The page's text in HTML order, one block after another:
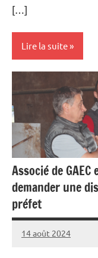
[…]
Lire la suite
professionnelle
Associé de
demander une
préfet
14 août 2024
L'Avenir